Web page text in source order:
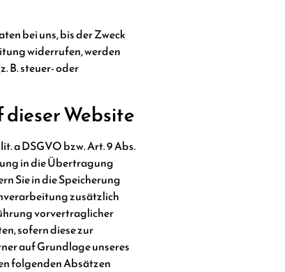
bei uns, bis der Zweck
widerrufen, werden
B. steuer- oder
Website
a DSGVO bzw. Art. 9 Abs.
in die Übertragung
Sie in die Speicherung
zusätzlich
vorvertraglicher
sofern diese zur
auf Grundlage unseres
folgenden Absätzen